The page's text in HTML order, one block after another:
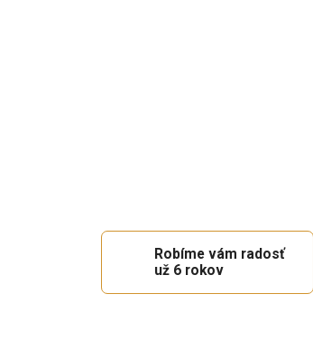
Robíme vám radosť
už 6 rokov